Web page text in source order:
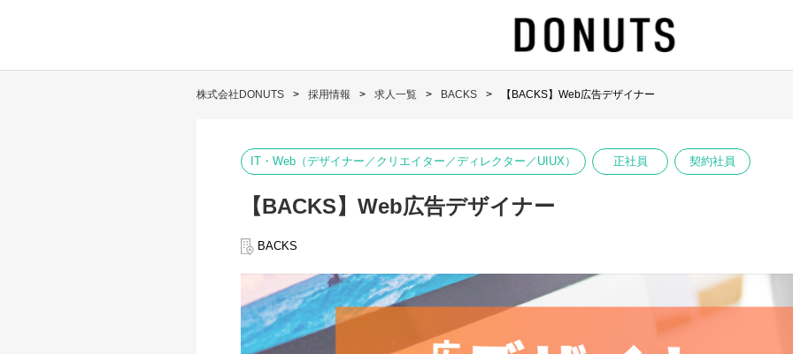
株式会社DONUTS 採用情報 求人一覧 BACKS 【BACKS】Web広告デザイナー
IT・Web（デザイナー／クリエイター／ディレクター／UIUX） 正社員 契約社員
【BACKS】Web広告デザイナー
BACKS